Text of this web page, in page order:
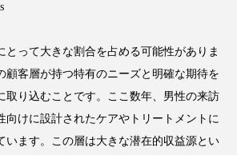
SaaS SNS
アレルギー アロマ
とって大きな割合を占める可能性がありま
顧客層が持つ特有のニーズと明確な期待を
取り込むことです。ここ数年、男性の来訪
向けに設計されたケアやトリートメントに
います。この層は大きな潜在的収益源とい